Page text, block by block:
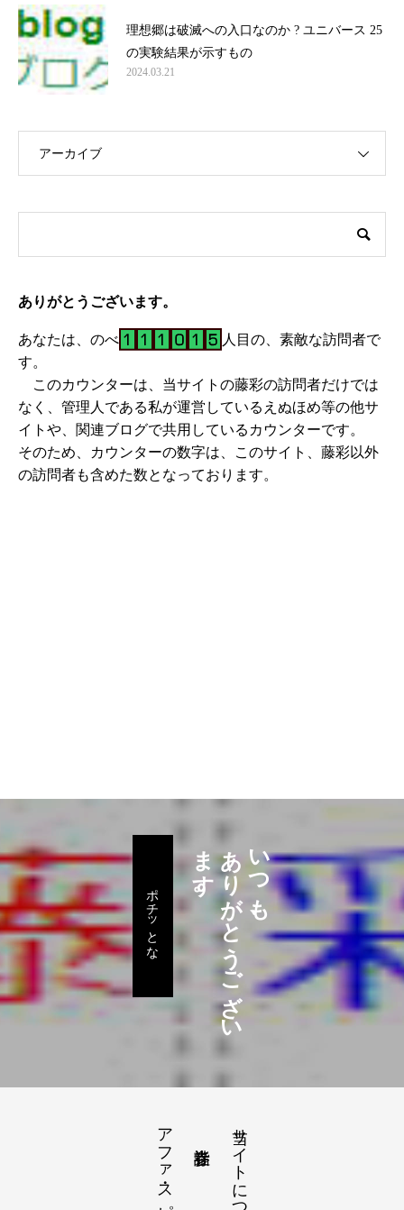
理想郷は破滅への入口なのか ? ユニバース 25
の実験結果が示すもの
2024.03.21
アーカイブ
ありがとうございます。
あなたは、のべ
人目の、素敵な訪問者で
す。
このカウンターは、当サイトの藤彩の訪問者だけでは
なく、管理人である私が運営しているえぬほめ等の他サ
イトや、関連ブログで共用しているカウンターです。
そのため、カウンターの数字は、このサイト、藤彩以外
の訪問者も含めた数となっております。
いつも、
あ
り
が
と
う
ご
ざ
い
ま
す
。
ポチッとな
当サイトについて
アファ・スピ